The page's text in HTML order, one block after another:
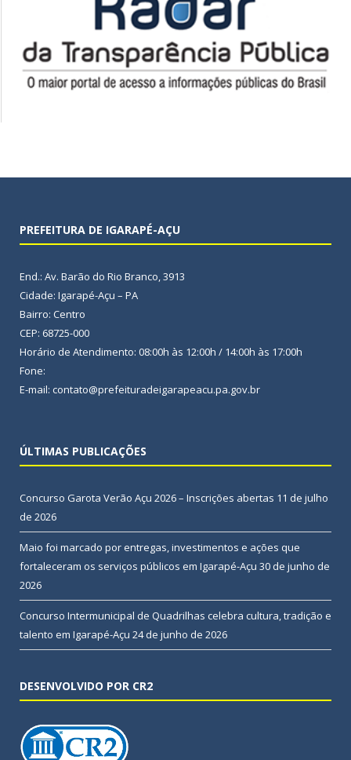
PREFEITURA DE IGARAPÉ-AÇU
End.: Av. Barão do Rio Branco, 3913
Cidade: Igarapé-Açu – PA
Bairro: Centro
CEP: 68725-000
Horário de Atendimento: 08:00h às 12:00h / 14:00h às 17:00h
Fone:
E-mail: contato@prefeituradeigarapeacu.pa.gov.br
ÚLTIMAS PUBLICAÇÕES
Concurso Garota Verão Açu 2026 – Inscrições abertas 11 de julho
de 2026
Maio foi marcado por entregas, investimentos e ações que
fortaleceram os serviços públicos em Igarapé-Açu 30 de junho de
2026
Concurso Intermunicipal de Quadrilhas celebra cultura, tradição e
talento em Igarapé-Açu 24 de junho de 2026
DESENVOLVIDO POR CR2